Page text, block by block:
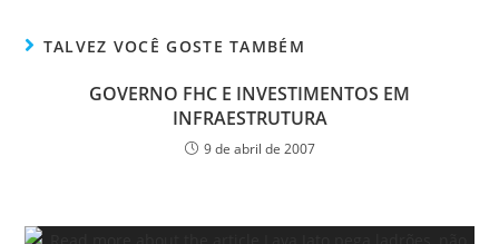
TALVEZ VOCÊ GOSTE TAMBÉM
GOVERNO FHC E INVESTIMENTOS EM
INFRAESTRUTURA
9 de abril de 2007